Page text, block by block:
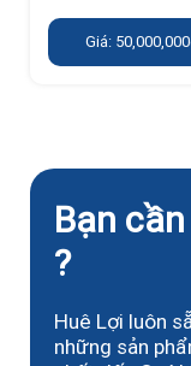
Giá:
Bạn
?
Huê Lợi luôn
những sản